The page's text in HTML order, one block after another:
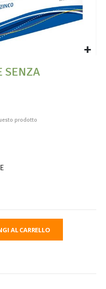
SENZA
prodotto
AL CARRELLO